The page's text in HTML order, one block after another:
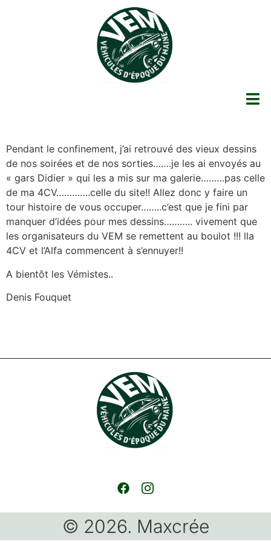
Pendant le confinement, j’ai retrouvé des vieux dessins
de nos soirées et de nos sorties…….je les ai envoyés au
« gars Didier » qui les a mis sur ma galerie………pas celle
de ma 4CV………….celle du site!! Allez donc y faire un
tour histoire de vous occuper……..c’est que je fini par
manquer d’idées pour mes dessins……….. vivement que
les organisateurs du VEM se remettent au boulot !!! lla
4CV et l’Alfa commencent à s’ennuyer!!
A bientôt les Vémistes..
Denis Fouquet
© 2026. Maxcrée